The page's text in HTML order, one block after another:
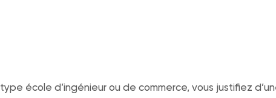
école d’ingénieur ou de commerce, vous justifiez